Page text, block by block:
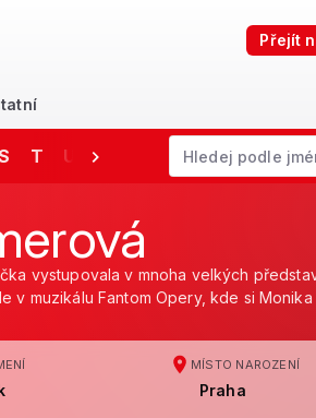
Přejít
T U V Y Z
Začněte psát
vystupovala v mnoha velkých
v muzikálu Fantom Opery, kde si Monika
MÍSTO NAROZENÍ
Praha